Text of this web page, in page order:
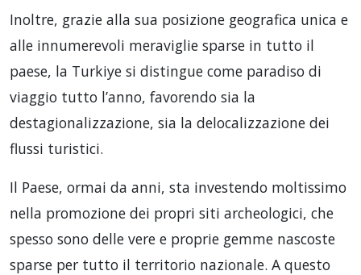
Inoltre, grazie alla sua posizione geografica unica e
alle innumerevoli meraviglie sparse in tutto il
paese, la Turkiye si distingue come paradiso di
viaggio tutto l’anno, favorendo sia la
destagionalizzazione, sia la delocalizzazione dei
flussi turistici.
Il Paese, ormai da anni, sta investendo moltissimo
nella promozione dei propri siti archeologici, che
spesso sono delle vere e proprie gemme nascoste
sparse per tutto il territorio nazionale. A questo